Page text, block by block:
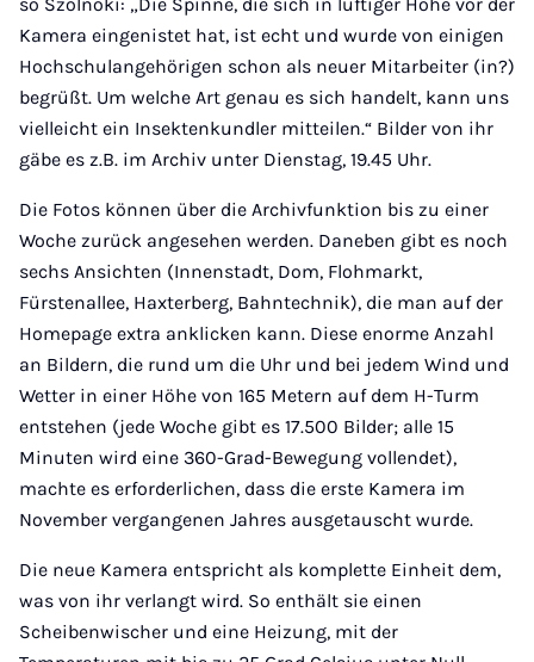
Kamera eingenistet hat, ist echt und wurde von einigen
Hochschulangehörigen schon als neuer Mitarbeiter (in?)
begrüßt. Um welche Art genau es sich handelt, kann uns
vielleicht ein Insektenkundler mitteilen.“ Bilder von ihr
gäbe es z.B. im Archiv unter Dienstag, 19.45 Uhr.
Die Fotos können über die Archivfunktion bis zu einer
Woche zurück angesehen werden. Daneben gibt es noch
sechs Ansichten (Innenstadt, Dom, Flohmarkt,
Fürstenallee, Haxterberg, Bahntechnik), die man auf der
Homepage extra anklicken kann. Diese enorme Anzahl
an Bildern, die rund um die Uhr und bei jedem Wind und
Wetter in einer Höhe von 165 Metern auf dem H-Turm
entstehen (jede Woche gibt es 17.500 Bilder; alle 15
Minuten wird eine 360-Grad-Bewegung vollendet),
machte es erforderlichen, dass die erste Kamera im
November vergangenen Jahres ausgetauscht wurde.
Die neue Kamera entspricht als komplette Einheit dem,
was von ihr verlangt wird. So enthält sie einen
Scheibenwischer und eine Heizung, mit der